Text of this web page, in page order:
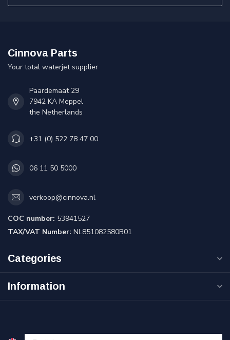
Cinnova Parts
Your total waterjet supplier
Paardemaat 29
7942 KA Meppel
the Netherlands
+31 (0) 522 78 47 00
06 11 50 5000
verkoop@cinnova.nl
COC number: 53941527
TAX/VAT Number: NL851082580B01
Categories
Information